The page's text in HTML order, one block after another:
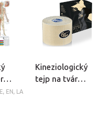
EN, LA
Kineziologický
tejp na tvár